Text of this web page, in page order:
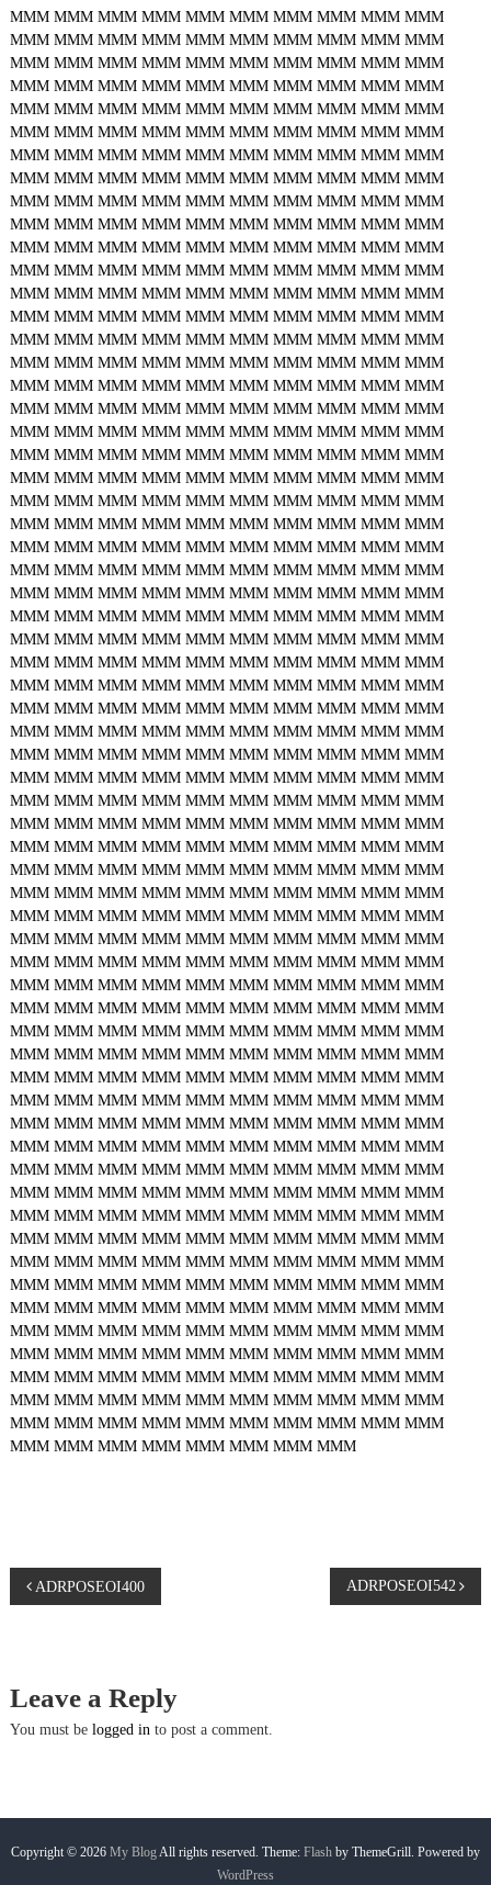
MMM MMM MMM MMM MMM MMM MMM MMM MMM MMM
MMM MMM MMM MMM MMM MMM MMM MMM MMM MMM
MMM MMM MMM MMM MMM MMM MMM MMM MMM MMM
MMM MMM MMM MMM MMM MMM MMM MMM MMM MMM
MMM MMM MMM MMM MMM MMM MMM MMM MMM MMM
MMM MMM MMM MMM MMM MMM MMM MMM MMM MMM
MMM MMM MMM MMM MMM MMM MMM MMM MMM MMM
MMM MMM MMM MMM MMM MMM MMM MMM MMM MMM
MMM MMM MMM MMM MMM MMM MMM MMM MMM MMM
MMM MMM MMM MMM MMM MMM MMM MMM MMM MMM
MMM MMM MMM MMM MMM MMM MMM MMM MMM MMM
MMM MMM MMM MMM MMM MMM MMM MMM MMM MMM
MMM MMM MMM MMM MMM MMM MMM MMM MMM MMM
MMM MMM MMM MMM MMM MMM MMM MMM MMM MMM
MMM MMM MMM MMM MMM MMM MMM MMM MMM MMM
MMM MMM MMM MMM MMM MMM MMM MMM MMM MMM
MMM MMM MMM MMM MMM MMM MMM MMM MMM MMM
MMM MMM MMM MMM MMM MMM MMM MMM MMM MMM
MMM MMM MMM MMM MMM MMM MMM MMM MMM MMM
MMM MMM MMM MMM MMM MMM MMM MMM MMM MMM
MMM MMM MMM MMM MMM MMM MMM MMM MMM MMM
MMM MMM MMM MMM MMM MMM MMM MMM MMM MMM
MMM MMM MMM MMM MMM MMM MMM MMM MMM MMM
MMM MMM MMM MMM MMM MMM MMM MMM MMM MMM
MMM MMM MMM MMM MMM MMM MMM MMM MMM MMM
MMM MMM MMM MMM MMM MMM MMM MMM MMM MMM
MMM MMM MMM MMM MMM MMM MMM MMM MMM MMM
MMM MMM MMM MMM MMM MMM MMM MMM MMM MMM
MMM MMM MMM MMM MMM MMM MMM MMM MMM MMM
MMM MMM MMM MMM MMM MMM MMM MMM MMM MMM
MMM MMM MMM MMM MMM MMM MMM MMM MMM MMM
MMM MMM MMM MMM MMM MMM MMM MMM MMM MMM
MMM MMM MMM MMM MMM MMM MMM MMM MMM MMM
MMM MMM MMM MMM MMM MMM MMM MMM MMM MMM
MMM MMM MMM MMM MMM MMM MMM MMM MMM MMM
MMM MMM MMM MMM MMM MMM MMM MMM MMM MMM
MMM MMM MMM MMM MMM MMM MMM MMM MMM MMM
MMM MMM MMM MMM MMM MMM MMM MMM MMM MMM
MMM MMM MMM MMM MMM MMM MMM MMM MMM MMM
MMM MMM MMM MMM MMM MMM MMM MMM MMM MMM
MMM MMM MMM MMM MMM MMM MMM MMM MMM MMM
MMM MMM MMM MMM MMM MMM MMM MMM MMM MMM
MMM MMM MMM MMM MMM MMM MMM MMM MMM MMM
MMM MMM MMM MMM MMM MMM MMM MMM MMM MMM
MMM MMM MMM MMM MMM MMM MMM MMM MMM MMM
MMM MMM MMM MMM MMM MMM MMM MMM MMM MMM
MMM MMM MMM MMM MMM MMM MMM MMM MMM MMM
MMM MMM MMM MMM MMM MMM MMM MMM MMM MMM
MMM MMM MMM MMM MMM MMM MMM MMM MMM MMM
MMM MMM MMM MMM MMM MMM MMM MMM MMM MMM
MMM MMM MMM MMM MMM MMM MMM MMM MMM MMM
MMM MMM MMM MMM MMM MMM MMM MMM MMM MMM
MMM MMM MMM MMM MMM MMM MMM MMM MMM MMM
MMM MMM MMM MMM MMM MMM MMM MMM MMM MMM
MMM MMM MMM MMM MMM MMM MMM MMM MMM MMM
MMM MMM MMM MMM MMM MMM MMM MMM MMM MMM
MMM MMM MMM MMM MMM MMM MMM MMM MMM MMM
MMM MMM MMM MMM MMM MMM MMM MMM MMM MMM
MMM MMM MMM MMM MMM MMM MMM MMM MMM MMM
MMM MMM MMM MMM MMM MMM MMM MMM MMM MMM
MMM MMM MMM MMM MMM MMM MMM MMM MMM MMM
MMM MMM MMM MMM MMM MMM MMM MMM MMM MMM
MMM MMM MMM MMM MMM MMM MMM MMM
P
s
t
a
ADRPOSEOI400 ADRPOSEOI542
Leave a Reply
You must be logged into post a comment.
Copyright © 2026 My BlogAll rights reserved. Theme: Flash by ThemeGrill. Powered by
WordPress